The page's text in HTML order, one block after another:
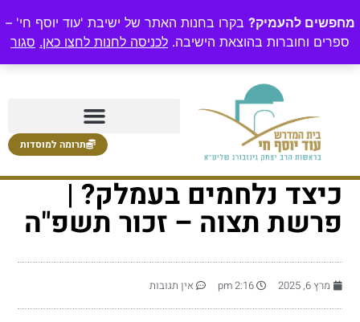
מחפשים להעמיק? בקרו בחנות האתר של ישיבת 'עוד יוסף חי' –
ספרים וחוברות בהוצאת הישיבה. לכניסה לחנות לחצו כאן. סגור
תרומה למוסדות
כיצד נלחמים בעמלק? |
פרשת תצוה – זכור תשפ"ה
מרץ 6, 2025 2:16 pm אין תגובות